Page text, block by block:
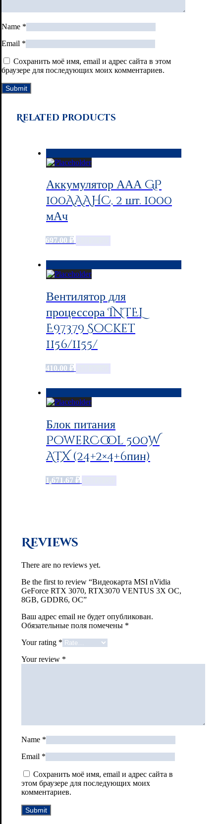
Name *
Email *
Сохранить моё имя, email и адрес сайта в этом
браузере для последующих моих комментариев.
Related products
Аккумулятор ААА GP
100AAAHC, 2 шт. 1000
мАч
697.00 ₽
Вентилятор для
процессора INTEL
E97379 Socket
1156/1155/
410.00 ₽
Блок питания
PowerCool 500W
ATX (24+2×4+6пин)
1,671.67 ₽
Reviews
There are no reviews yet.
Be the first to review “Видеокарта MSI nVidia
GeForce RTX 3070, RTX3070 VENTUS 3X OC,
8GB, GDDR6, OC”
Ваш адрес email не будет опубликован.
Обязательные поля помечены *
Your rating *
Your review *
Name *
Email *
Сохранить моё имя, email и адрес сайта в
этом браузере для последующих моих
комментариев.